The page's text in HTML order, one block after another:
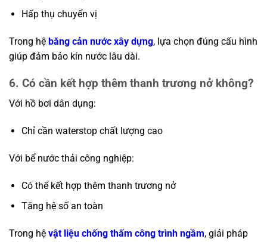
Hấp thụ chuyển vị
Trong hệ băng cản nước xây dựng, lựa chọn đúng cấu hình
giúp đảm bảo kín nước lâu dài.
6. Có cần kết hợp thêm thanh trương nở không?
Với hồ bơi dân dụng:
Chỉ cần waterstop chất lượng cao
Với bể nước thải công nghiệp:
Có thể kết hợp thêm thanh trương nở
Tăng hệ số an toàn
Trong hệ vật liệu chống thấm công trình ngầm, giải pháp